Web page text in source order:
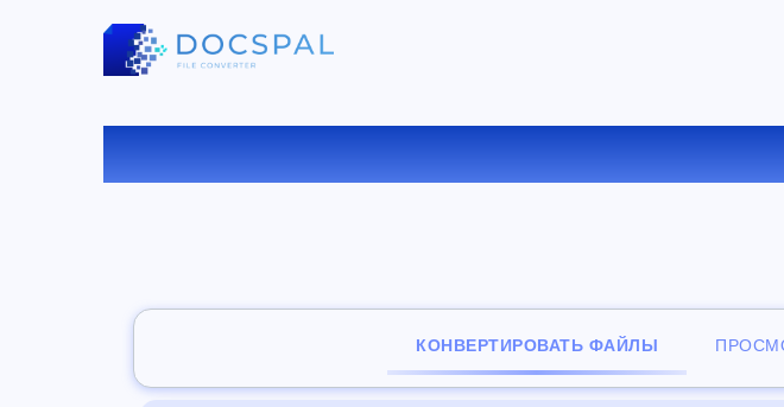
КОНВЕРТИРОВАТЬ ФАЙЛЫ